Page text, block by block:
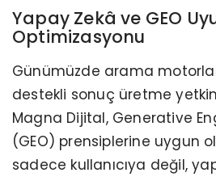
Yapay Zekâ ve GEO
Optimizasyonu
Günümüzde arama
destekli sonuç üretme
Magna Dijital, Generative
(GEO) prensiplerine uygun
sadece kullanıcıya değil,